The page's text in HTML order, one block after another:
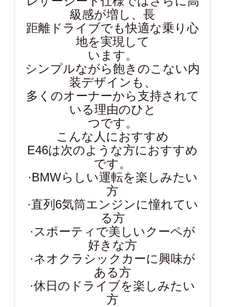
級感が増し、長
距離ドライブでも快適な乗り心
地を実現して
います。
シンプルながら飽きのこない内
装デザインも、
多くのオーナーから支持されて
いる理由のひと
つです。
こんな人におすすめ
E46は次のような方におすすめ
です。
·BMWらしい運転を楽しみたい
方
·直列6気筒エンジンに憧れてい
る方
·スポーティで美しいクーペが
好きな方
·ネオクラシックカーに興味が
ある方
·休日のドライブを楽しみたい
方